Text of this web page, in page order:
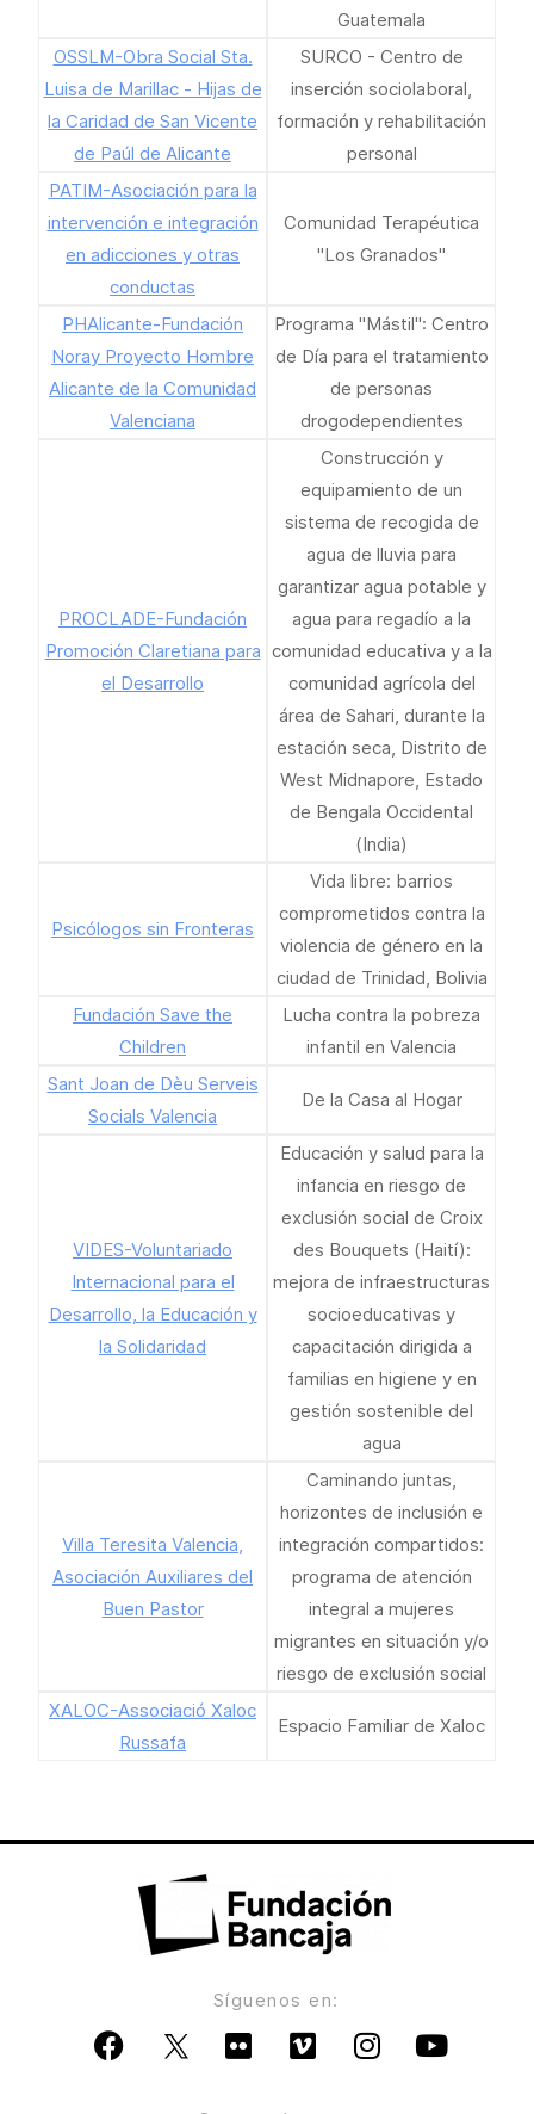
Guatemala
OSSLM-Obra Social Sta.
Luisa de Marillac - Hijas de
la Caridad de San Vicente
de Paúl de Alicante
SURCO - Centro de
inserción sociolaboral,
formación y rehabilitación
personal
PATIM-Asociación para la
intervención e integración
en adicciones y otras
conductas
Comunidad Terapéutica
"Los Granados"
PHAlicante-Fundación
Noray Proyecto Hombre
Alicante de la Comunidad
Valenciana
Programa "Mástil": Centro
de Día para el tratamiento
de personas
drogodependientes
PROCLADE-Fundación
Promoción Claretiana para
el Desarrollo
Construcción y
equipamiento de un
sistema de recogida de
agua de lluvia para
garantizar agua potable y
agua para regadío a la
comunidad educativa y a la
comunidad agrícola del
área de Sahari, durante la
estación seca, Distrito de
West Midnapore, Estado
de Bengala Occidental
(India)
Psicólogos sin Fronteras
Vida libre: barrios
comprometidos contra la
violencia de género en la
ciudad de Trinidad, Bolivia
Fundación Save the
Children
Lucha contra la pobreza
infantil en Valencia
Sant Joan de Dèu Serveis
Socials Valencia
De la Casa al Hogar
VIDES-Voluntariado
Internacional para el
Desarrollo, la Educación y
la Solidaridad
Educación y salud para la
infancia en riesgo de
exclusión social de Croix
des Bouquets (Haití):
mejora de infraestructuras
socioeducativas y
capacitación dirigida a
familias en higiene y en
gestión sostenible del
agua
Villa Teresita Valencia,
Asociación Auxiliares del
Buen Pastor
Caminando juntas,
horizontes de inclusión e
integración compartidos:
programa de atención
integral a mujeres
migrantes en situación y/o
riesgo de exclusión social
XALOC-Associació Xaloc
Russafa
Espacio Familiar de Xaloc
Síguenos en: